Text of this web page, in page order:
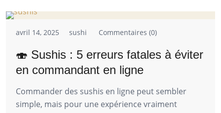
avril 14, 2025 sushi Commentaires (0)
🍣 Sushis : 5 erreurs fatales à éviter
en commandant en ligne
Commander des sushis en ligne peut sembler
simple, mais pour une expérience vraiment